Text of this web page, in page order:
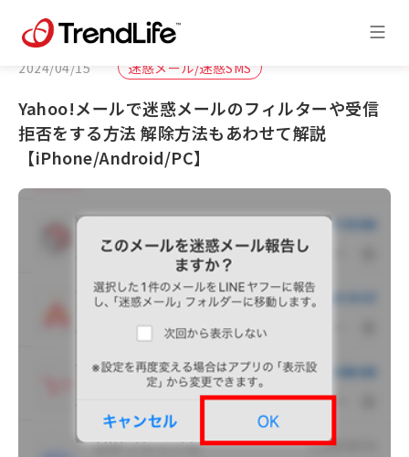
2024/04/15 迷惑メール/迷惑SMS
Yahoo!メールで迷惑メールのフィルターや受信
拒否をする方法 解除方法もあわせて解説
【iPhone/Android/PC】